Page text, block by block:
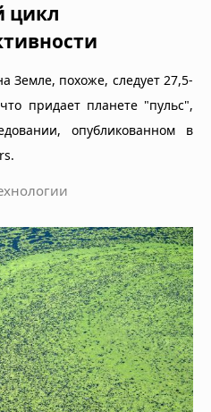
цикл
Земле, похоже, следует 27,5-
придает планете "пульс",
опубликованном в